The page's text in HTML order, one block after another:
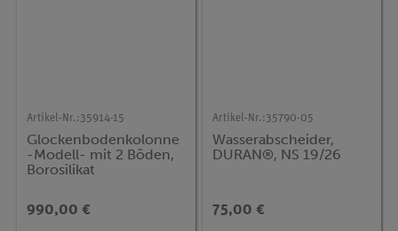
Artikel-Nr.:35914-15
Glockenbodenkolonne
-Modell- mit 2 Böden,
Borosilikat
990,00 €
Artikel-Nr.:35790-05
Wasserabscheider,
DURAN®, NS 19/26
75,00 €